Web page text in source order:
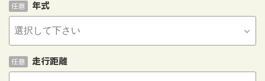
年式
任意
走行距離
任意